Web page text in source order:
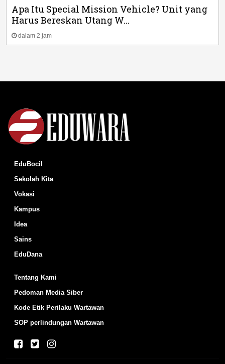
Apa Itu Special Mission Vehicle? Unit yang
Harus Bereskan Utang W...
dalam 2 jam
EduBocil
Sekolah Kita
Vokasi
Kampus
Idea
Sains
EduDana
Tentang Kami
Pedoman Media Siber
Kode Etik Perilaku Wartawan
SOP perlindungan Wartawan